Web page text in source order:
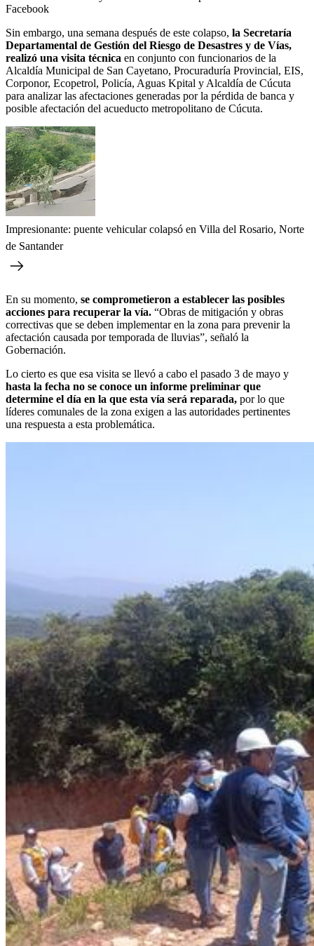
Facebook
Sin embargo, una semana después de este colapso, la Secretaría
Departamental de Gestión del Riesgo de Desastres y de Vías,
realizó una visita técnica en conjunto con funcionarios de la
Alcaldía Municipal de San Cayetano, Procuraduría Provincial, EIS,
Corponor, Ecopetrol, Policía, Aguas Kpital y Alcaldía de Cúcuta
para analizar las afectaciones generadas por la pérdida de banca y
posible afectación del acueducto metropolitano de Cúcuta.
Impresionante: puente vehicular colapsó en Villa del Rosario, Norte
de Santander
En su momento, se comprometieron a establecer las posibles
acciones para recuperar la vía. “Obras de mitigación y obras
correctivas que se deben implementar en la zona para prevenir la
afectación causada por temporada de lluvias”, señaló la
Gobernación.
Lo cierto es que esa visita se llevó a cabo el pasado 3 de mayo y
hasta la fecha no se conoce un informe preliminar que
determine el día en la que esta vía será reparada, por lo que
líderes comunales de la zona exigen a las autoridades pertinentes
una respuesta a esta problemática.